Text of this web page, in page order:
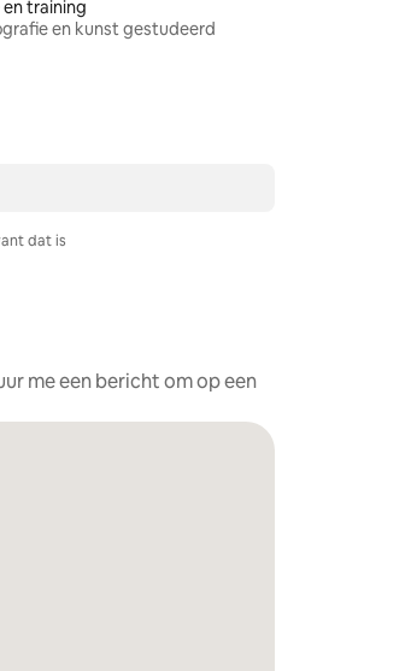
training
en kunst gestudeerd
dat is
me een bericht om op een